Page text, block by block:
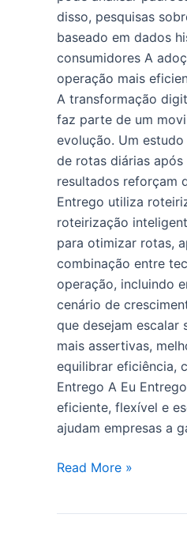
disso, pesquisas
baseado em dados
consumidores A
operação mais
A transformação
faz parte de um
evolução. Um
de rotas diárias
resultados reforçam
Entrego utiliza
roteirização
para otimizar rotas,
combinação entre
operação, incluindo
cenário de
que desejam
mais assertivas,
equilibrar eficiência,
Entrego A Eu
eficiente, flexível e
ajudam empresas a
Read More »